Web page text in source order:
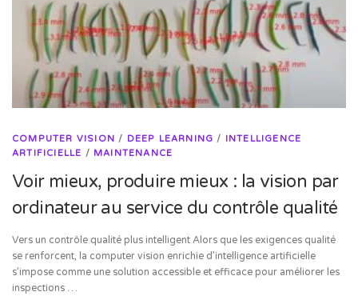
COMPUTER VISION / DEEP LEARNING / INTELLIGENCE
ARTIFICIELLE / MAINTENANCE
Voir mieux, produire mieux : la vision par
ordinateur au service du contrôle qualité
Vers un contrôle qualité plus intelligent Alors que les exigences qualité
se renforcent, la computer vision enrichie d’intelligence artificielle
s’impose comme une solution accessible et efficace pour améliorer les
inspections …